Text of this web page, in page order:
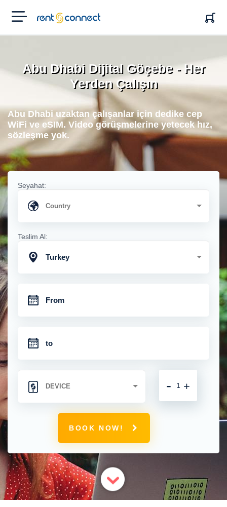
RENT'N
CONNECT
Abu Dhabi Dijital Göçebe - Her
Yerden Çalışın
Abu Dhabi uzaktan çalışanlar için dedike cep
WiFi ve eSIM. Video görüşmelerine yetecek hız,
sözleşme yok.
Seyahat:
Teslim Al:
Turkey
+
-
BOOK NOW!